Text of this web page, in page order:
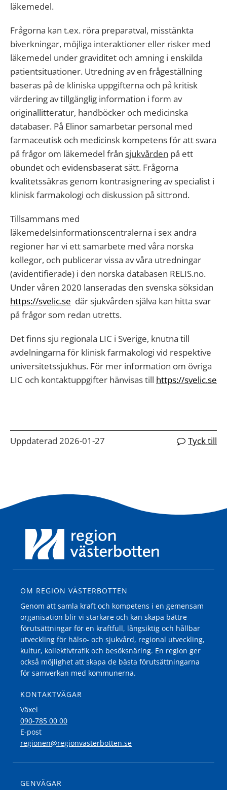
läkemedel.
Frågorna kan t.ex. röra preparatval, misstänkta
biverkningar, möjliga interaktioner eller risker med
läkemedel under graviditet och amning i enskilda
patientsituationer. Utredning av en frågeställning
baseras på de kliniska uppgifterna och på kritisk
värdering av tillgänglig information i form av
originallitteratur, handböcker och medicinska
databaser. På Elinor samarbetar personal med
farmaceutisk och medicinsk kompetens för att svara
på frågor om läkemedel från sjukvården på ett
obundet och evidensbaserat sätt. Frågorna
kvalitetssäkras genom kontrasignering av specialist i
klinisk farmakologi och diskussion på sittrond.
Tillsammans med
läkemedelsinformationscentralerna i sex andra
regioner har vi ett samarbete med våra norska
kollegor, och publicerar vissa av våra utredningar
(avidentifierade) i den norska databasen RELIS.no.
Under våren 2020 lanseradas den svenska söksidan
https://svelic.se där sjukvården själva kan hitta svar
på frågor som redan utretts.
Det finns sju regionala LIC i Sverige, knutna till
avdelningarna för klinisk farmakologi vid respektive
universitetssjukhus. För mer information om övriga
LIC och kontaktuppgifter hänvisas till https://svelic.se
Uppdaterad 2026-01-27 Tyck till
OM REGION VÄSTERBOTTEN
Genom att samla kraft och kompetens i en gemensam
organisation blir vi starkare och kan skapa bättre
förutsättningar för en kraftfull, långsiktig och hållbar
utveckling för hälso- och sjukvård, regional utveckling,
kultur, kollektivtrafik och besöksnäring. En region ger
också möjlighet att skapa de bästa förutsättningarna
för samverkan med kommunerna.
KONTAKTVÄGAR
Växel
090-785 00 00
E-post
regionen@regionvasterbotten.se
GENVÄGAR